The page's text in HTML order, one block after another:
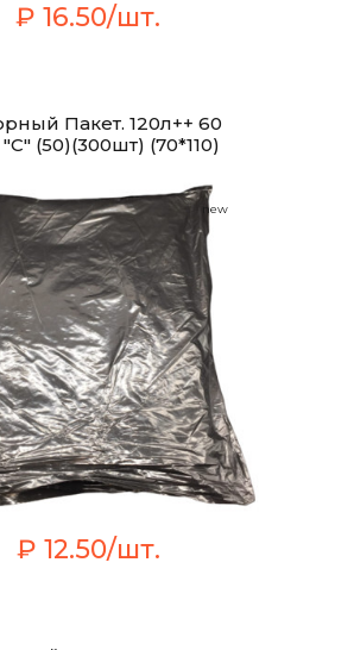
₽ 16.50/шт.
Пакет. 120л++ 60
(50)(300шт) (70*110)
new
₽ 12.50/шт.